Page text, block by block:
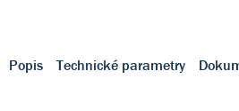
Popis Technické parametry